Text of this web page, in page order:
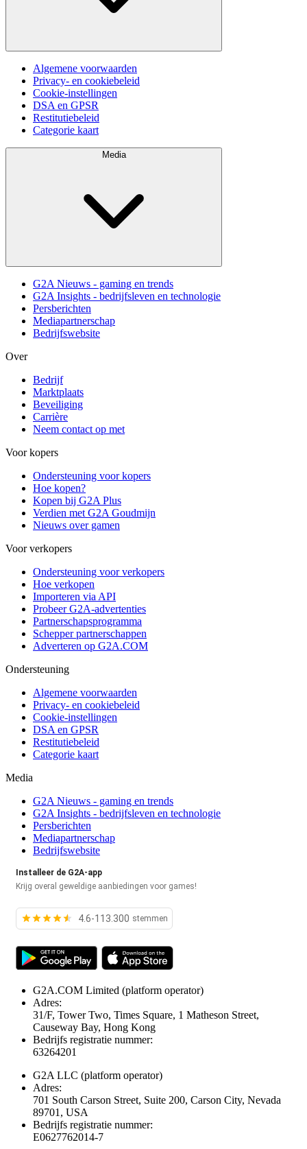
Algemene voorwaarden
Privacy- en cookiebeleid
Cookie-instellingen
DSA en GPSR
Restitutiebeleid
Categorie kaart
Media
G2A Nieuws - gaming en trends
G2A Insights - bedrijfsleven en technologie
Persberichten
Mediapartnerschap
Bedrijfswebsite
Over
Bedrijf
Marktplaats
Beveiliging
Carrière
Neem contact op met
Voor kopers
Ondersteuning voor kopers
Hoe kopen?
Kopen bij G2A Plus
Verdien met G2A Goudmijn
Nieuws over gamen
Voor verkopers
Ondersteuning voor verkopers
Hoe verkopen
Importeren via API
Probeer G2A-advertenties
Partnerschapsprogramma
Schepper partnerschappen
Adverteren op G2A.COM
Ondersteuning
Algemene voorwaarden
Privacy- en cookiebeleid
Cookie-instellingen
DSA en GPSR
Restitutiebeleid
Categorie kaart
Media
G2A Nieuws - gaming en trends
G2A Insights - bedrijfsleven en technologie
Persberichten
Mediapartnerschap
Bedrijfswebsite
Installeer de G2A-app
Krijg overal geweldige aanbiedingen voor games!
4.6-113.300 stemmen
G2A.COM Limited (platform operator)
Adres:
31/F, Tower Two, Times Square, 1 Matheson Street,
Causeway Bay, Hong Kong
Bedrijfs registratie nummer:
63264201
G2A LLC (platform operator)
Adres:
701 South Carson Street, Suite 200, Carson City, Nevada
89701, USA
Bedrijfs registratie nummer:
E0627762014-7